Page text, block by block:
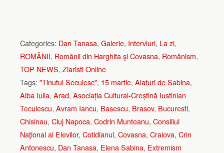
Categories: Dan Tanasa, Galerie, Interviuri, La zi,
ROMÂNII, Românii din Harghita şi Covasna, Românism,
TOP NEWS, Ziaristi Online
Tags: "Tinutul Secuiesc", 15 martie, Alaturi de Sabina,
Alba Iulia, Arad, Asociația Cultural-Creștină Iustinian
Teculescu, Avram Iancu, Basescu, Brasov, Bucuresti,
Chisinau, Cluj Napoca, Codrin Munteanu, Consiliul
Naţional al Elevilor, Cotidianul, Covasna, Craiova, Crin
Antonescu, Dan Tanasa, Elena Sabina, Extremism